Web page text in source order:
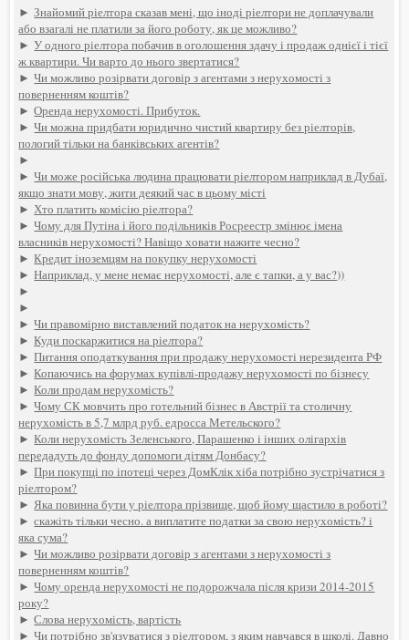
►Знайомий ріелтора сказав мені, що іноді ріелтори не доплачували
або взагалі не платили за його роботу, як це можливо?
►У одного ріелтора побачив в оголошення здачу і продаж однієї і тієї
ж квартири. Чи варто до нього звертатися?
►Чи можливо розірвати договір з агентами з нерухомості з
поверненням коштів?
►Оренда нерухомості. Прибуток.
►Чи можна придбати юридично чистий квартиру без ріелторів,
пологий тільки на банківських агентів?
►
►Чи може російська людина працювати ріелтором наприклад в Дубаї,
якщо знати мову, жити деякий час в цьому місті
►Хто платить комісію ріелтора?
►Чому для Путіна і його подільників Росреестр змінює імена
власників нерухомості? Навіщо ховати нажите чесно?
►Кредит іноземцям на покупку нерухомості
►Наприклад, у мене немає нерухомості, але є тапки, а у вас?))
►
►
►Чи правомірно виставлений податок на нерухомість?
►Куди поскаржитися на ріелтора?
►Питання оподаткування при продажу нерухомості нерезидента РФ
►Копаючись на форумах купівлі-продажу нерухомості по бізнесу
►Коли продам нерухомість?
►Чому СК мовчить про готельний бізнес в Австрії та столичну
нерухомість в 5,7 млрд руб. едросса Метельского?
►Коли нерухомість Зеленського, Парашенко і інших олігархів
передадуть до фонду допомоги дітям Донбасу?
►При покупці по іпотеці через ДомКлік хіба потрібно зустрічатися з
ріелтором?
►Яка повинна бути у ріелтора прізвище, щоб йому щастило в роботі?
►скажіть тільки чесно. а виплатите податки за свою нерухомість? і
яка сума?
►Чи можливо розірвати договір з агентами з нерухомості з
поверненням коштів?
►Чому оренда нерухомості не подорожчала після кризи 2014-2015
року?
►Слова нерухомість, вартість
►Чи потрібно зв'язуватися з ріелтором, з яким навчався в школі. Давно